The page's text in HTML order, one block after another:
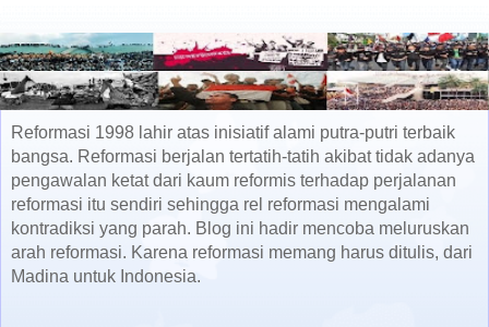
Reformasi 1998 lahir atas inisiatif alami putra-putri terbaik
bangsa. Reformasi berjalan tertatih-tatih akibat tidak adanya
pengawalan ketat dari kaum reformis terhadap perjalanan
reformasi itu sendiri sehingga rel reformasi mengalami
kontradiksi yang parah. Blog ini hadir mencoba meluruskan
arah reformasi. Karena reformasi memang harus ditulis, dari
Madina untuk Indonesia.